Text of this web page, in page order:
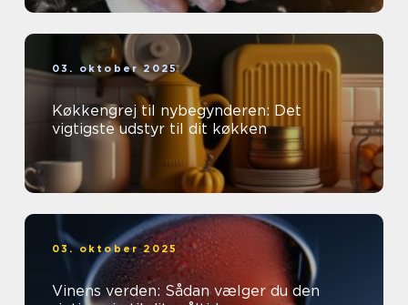
03. oktober 2025
Køkkengrej til nybegynderen: Det
vigtigste udstyr til dit køkken
03. oktober 2025
Vinens verden: Sådan vælger du den